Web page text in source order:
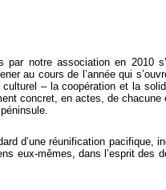
par notre association en 2010
au cours de l’année qui
– la coopération et la
concret, en actes, de chacune
d’une réunification pacifique,
eux-mêmes, dans l’esprit des